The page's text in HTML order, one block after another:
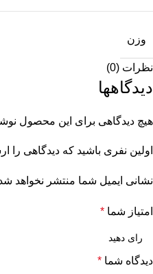
وزن
نظرات (0)
دیدگاهها
هیچ دیدگاهی برای این محصول
اولین نفری باشید که دیدگاهی را
نشانی ایمیل شما منتشر نخواهد
امتیاز شما *
دیدگاه شما *